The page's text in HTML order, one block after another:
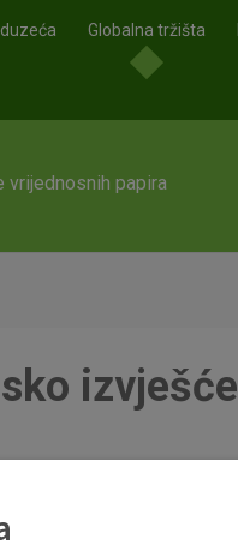
Globalna tržišta
vrijednosnih papira
izvješće